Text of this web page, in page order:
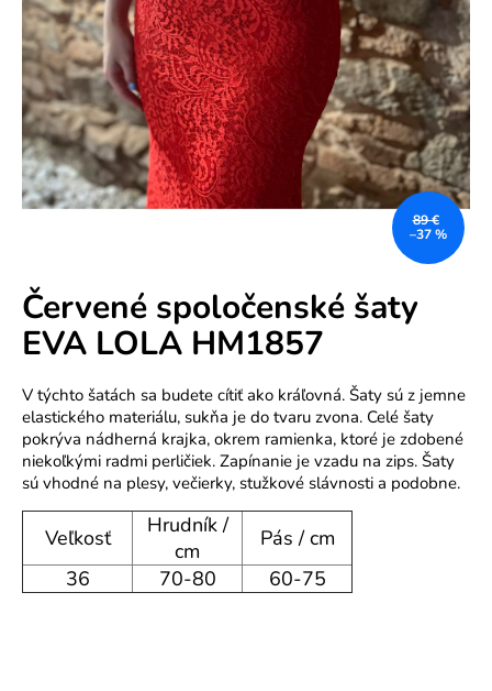
Červené spoločenské šaty
EVA LOLA HM1857
V týchto šatách sa budete cítiť ako kráľovná. Šaty sú z jemne
elastického materiálu, sukňa je do tvaru zvona. Celé šaty
pokrýva nádherná krajka, okrem ramienka, ktoré je zdobené
niekoľkými radmi perličiek. Zapínanie je vzadu na zips. Šaty
sú vhodné na plesy, večierky, stužkové slávnosti a podobne.
Veľkosť
Hrudník /
cm
Pás / cm
36
70-80 60-75
89 €
–37 %
e
n
á
j
s
ť
HĽADAŤ
O
d
p
o
ú
č